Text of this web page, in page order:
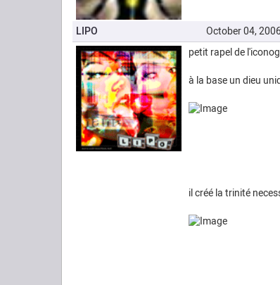
LIPO October 04,
petit rapel de
à la base un dieu
il créé la trinité